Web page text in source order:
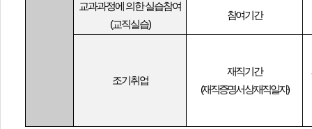
교과과정에 의한 실습참여
(교직실습)
참여기간
조기취업
재직기간
(재직증명서 상 재직일자)